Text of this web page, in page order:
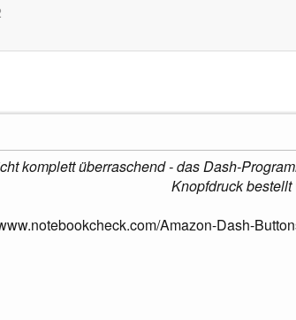
komplett überraschend - das Dash-
Knopfdruck
Amazon-Dash-